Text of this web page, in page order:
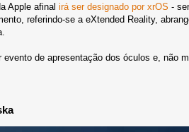
Apple afinal irá ser designado por xrOS -
referindo-se a eXtended Reality,
de apresentação dos óculos e, não